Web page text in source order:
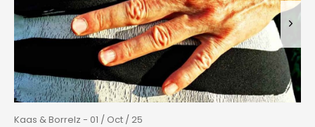
Kaas & Borrelz - 01 / Oct / 25